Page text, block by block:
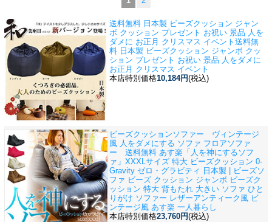
送料無料 日本製 ビーズクッション ジャン
ボ クッション プレゼント お祝い 景品 人を
ダメに お正月 クリスマス イベント 送料無
料 日本製 ビーズクッション ジャンボ クッ
ション プレゼント お祝い 景品 人をダメに
お正月 クリスマス イベント
本店特別価格10,184円(税込)
ビーズクッションソファー ヴィンテージ
風 人をダメにする ソファ フロアソファ
ー 送料無料 あす楽 「人を神にするソフ
ァ」XXXLサイズ 特大 ビーズクッション 0-
Gravity ゼロ・グラビティ 日本製 | ビーズソ
ファ ビーズ クッション ジャンボ ビーズク
ッション 特大 背もたれ 大きい ソファ ひと
りがけ ソファー レザーアンティーク風 ビ
ンテージ風 あす楽 一人暮らし
本店特別価格23,760円(税込)